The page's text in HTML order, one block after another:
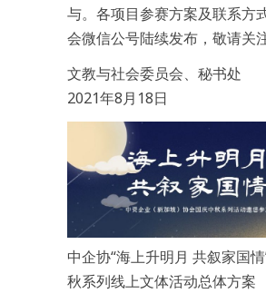
与。各项目参赛方案及联系方
会微信公号陆续发布，敬请关注
文教与社会委员会、秘书处
2021年8月18日
中企协“海上升明月 共叙家国
秋系列线上文体活动总体方案